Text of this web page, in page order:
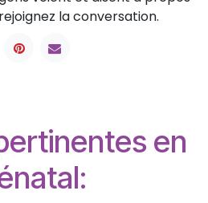
la conversation.
en